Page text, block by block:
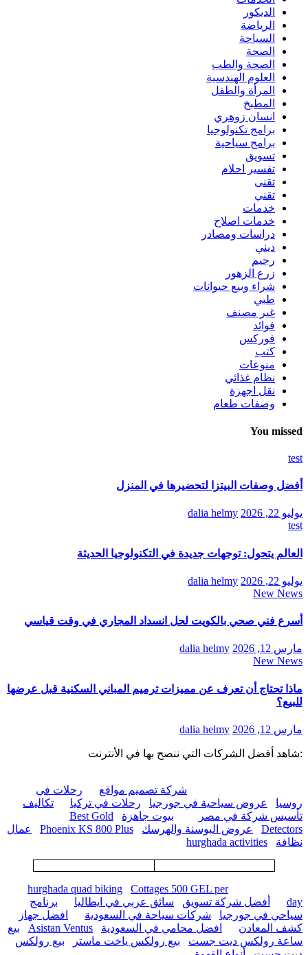
الديكور
الرياضة
السياحة
الصحة
الصحة والطب
العلوم الهندسية
المرأة والطفل
المطبخ
انسان زوهري
برامج تكنولوجيا
برامج سياحية
تسويق
تفسير احلام
تقنى
تقني
خدمات
خدمات اصلاح
دراسات ومصادر
ديني
رجيم
زرع الزهور
شراء وبيع حيوانات
طبي
غير مصنف
فوائد
فوركس
كتب
منوعات
نظام غذائي
نقل اجهزة
وصفات طعام
You missed
test
أفضل وصفات البيتزا لتحضيرها في المنزل
يوليو 22, 2026
dalia helmy
test
العالم يتحول: توجهات جديدة في التكنولوجيا الحديثة
يوليو 22, 2026
dalia helmy
New News
أسرع فني صحي بالكويت لحل انسداد المجاري في وقت قياسي
مارس 12, 2026
dalia helmy
New News
ماذا تحتاج أن تعرف عن مميزات ترميم المباني السكنية قبل عرضها
للبيع؟
مارس 12, 2026 dalia helmy
:شاهد أفضل الشركات التي ننصح بها في الأنترنت
شركة تصميم مواقع
رحلات في
روسيا
عروض سياحية في جورجيا رحلات في تركيا
تكاليف
تأسيس شركة في مصر
بيوت جاهزة
Best Gold
Detectors
عروض البوسنة والهرسك Phoenix KS 800 Plus
عمال
نظافة
hurghada activities
hurghada quad biking
Cottages 500 GEL per
day
أفضل شركة تسويق سائق عربي في ايطاليا
برنامج
سياحي في جورجيا
شركات سياحة في السعودية
افضل جهاز
كشف المعادن
افضل محامي في السعودية Asistan Ventus
بيع
ساعة رولكس ديت جست
بيع رولكس ياخت ماستر
بيع رولكس